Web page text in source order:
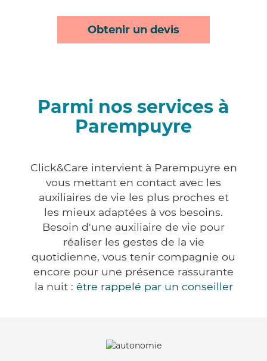
Obtenir un devis
Parmi nos services à
Parempuyre
Click&Care intervient à Parempuyre en
vous mettant en contact avec les
auxiliaires de vie les plus proches et
les mieux adaptées à vos besoins.
Besoin d'une auxiliaire de vie pour
réaliser les gestes de la vie
quotidienne, vous tenir compagnie ou
encore pour une présence rassurante
la nuit : être rappelé par un conseiller